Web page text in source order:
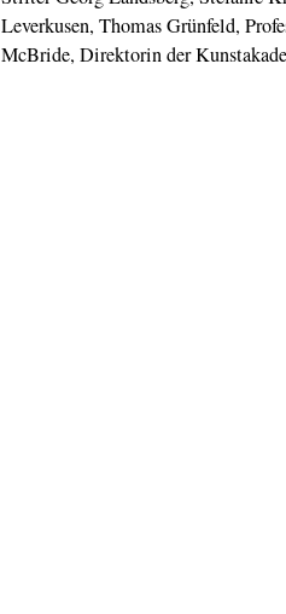
Leverkusen, Thomas Grünfeld,
McBride, Direktorin der